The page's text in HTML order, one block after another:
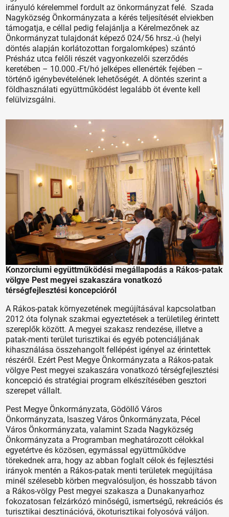
irányuló kérelemmel fordult az önkormányzat felé. Szada
Nagyközség Önkormányzata a kérés teljesítését elviekben
támogatja, e céllal pedig felajánlja a Kérelmezőnek az
Önkormányzat tulajdonát képező 024/56 hrsz.-ú (helyi
döntés alapján korlátozottan forgalomképes) szántó
Présház utca felőli részét vagyonkezelői szerződés
keretében – 10.000.-Ft/hó jelképes ellenérték fejében –
történő igénybevételének lehetőségét. A döntés szerint a
földhasználati együttműködést legalább öt évente kell
felülvizsgálni.
Konzorciumi együttműködési megállapodás a Rákos-patak
völgye Pest megyei szakaszára vonatkozó
térségfejlesztési koncepcióról
A Rákos-patak környezetének megújításával kapcsolatban
2012 óta folynak szakmai egyeztetések a területileg érintett
szereplők között. A megyei szakasz rendezése, illetve a
patak-menti terület turisztikai és egyéb potenciáljának
kihasználása összehangolt fellépést igényel az érintettek
részéről. Ezért Pest Megye Önkormányzata a Rákos-patak
völgye Pest megyei szakaszára vonatkozó térségfejlesztési
koncepció és stratégiai program elkészítésében gesztori
szerepet vállalt.
Pest Megye Önkormányzata, Gödöllő Város
Önkormányzata, Isaszeg Város Önkormányzata, Pécel
Város Önkormányzata, valamint Szada Nagyközség
Önkormányzata a Programban meghatározott célokkal
egyetértve és közösen, egymással együttműködve
törekednek arra, hogy az abban foglalt célok és fejlesztési
irányok mentén a Rákos-patak menti területek megújítása
minél szélesebb körben megvalósuljon, és hosszabb távon
a Rákos-völgy Pest megyei szakasza a Dunakanyarhoz
fokozatosan felzárkózó minőségű, ismertségű, rekreációs és
turisztikai desztinációvá, ökoturisztikai folyosóvá váljon.